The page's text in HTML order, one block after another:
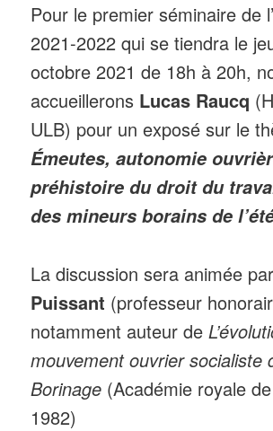
Pour le premier séminaire de
2021-2022 qui se tiendra le
octobre 2021 de 18h à 20h,
accueillerons Lucas Raucq
ULB) pour un exposé sur le
Émeutes, autonomie
préhistoire du droit du
des mineurs borains de
La discussion sera animée
Puissant (professeur
notamment auteur de
mouvement ouvrier socialiste
Borinage (Académie royale
1982)